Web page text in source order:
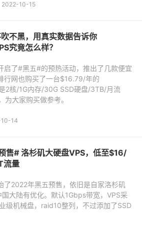
2022-10-15
不黑，用真实数据告诉你
究竟怎么样？
了#黑五#的预热活动，推出了几款便宜
行网也购买了一台$16.79/年的
2核/1G内存/30G SSD硬盘/3TB/月流
为大家购买做参考。
14
售# 洛杉矶大硬盘VPS，低至$16/
流量
2022年黑五预售，依旧是自家洛杉矶
大陆有优化。默认1Gbps带宽，VPS采
级机械盘，raid10整列，不过添加了SSD